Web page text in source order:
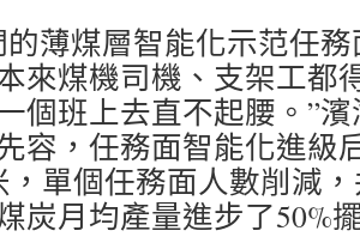
的薄煤層智能化示范任
來煤機司機、支架工都
個班上去直不起腰。”
容，任務面智能化進級
，單個任務面人數削減
炭月均產量進步了50%